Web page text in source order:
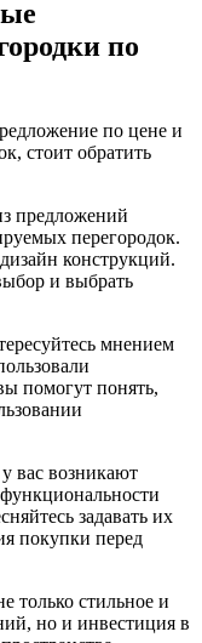
по
по цене и
стоит обратить
предложений
перегородок.
конструкций.
и выбрать
мнением
помогут понять,
вас возникают
задавать их
покупки перед
только стильное и
но и инвестиция в